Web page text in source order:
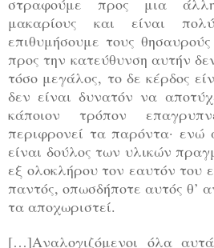
μακαρίους και είναι
επιθυμήσουμε τους
προς την κατεύθυνση αυτήν
τόσο μεγάλος, το δε κέρδος
δεν είναι δυνατόν να
κάποιον τρόπον
περιφρονεί τα παρόντα· ενώ
είναι δούλος των υλικών
εξ ολοκλήρου τον εαυτόν του
παντός, οπωσδήποτε αυτός θ’
τα αποχωριστεί.
[…]Αναλογιζόμενοι όλα